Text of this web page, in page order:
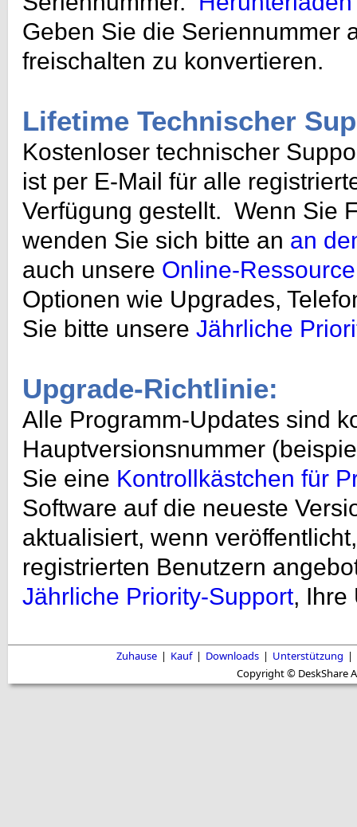
Geben Sie die Seriennummer
freischalten zu konvertieren.
Lifetime Technischer
Kostenloser technischer
ist per E-Mail für alle
Verfügung gestellt. Wenn Sie
wenden Sie sich bitte an an
auch unsere Online-
Optionen wie Upgrades,
Sie bitte unsere Jährliche
Upgrade-Richtlinie:
Alle Programm-Updates sind
Hauptversionsnummer
Sie eine Kontrollkästchen für
Software auf die neueste
aktualisiert, wenn
registrierten Benutzern
Jährliche Priority-Support, Ihre
Zuhause | Kauf | Downloads | Unterstützung |
Copyright © DeskShare